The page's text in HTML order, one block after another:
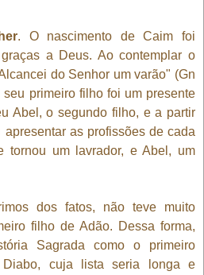
. O nascimento de Caim foi
a Deus. Ao contemplar o
do Senhor um varão" (Gn
primeiro filho foi um presente
Abel, o segundo filho, e a partir
as profissões de cada
tornou um lavrador, e Abel, um
dos fatos, não teve muito
filho de Adão. Dessa forma,
Sagrada como o primeiro
Diabo, cuja lista seria longa e